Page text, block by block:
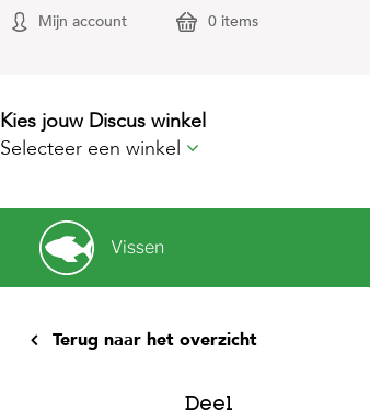
Mijn account 0 items
Kies jouw Discus winkel
Selecteer een winkel
Vissen
Terug naar het overzicht
Deel